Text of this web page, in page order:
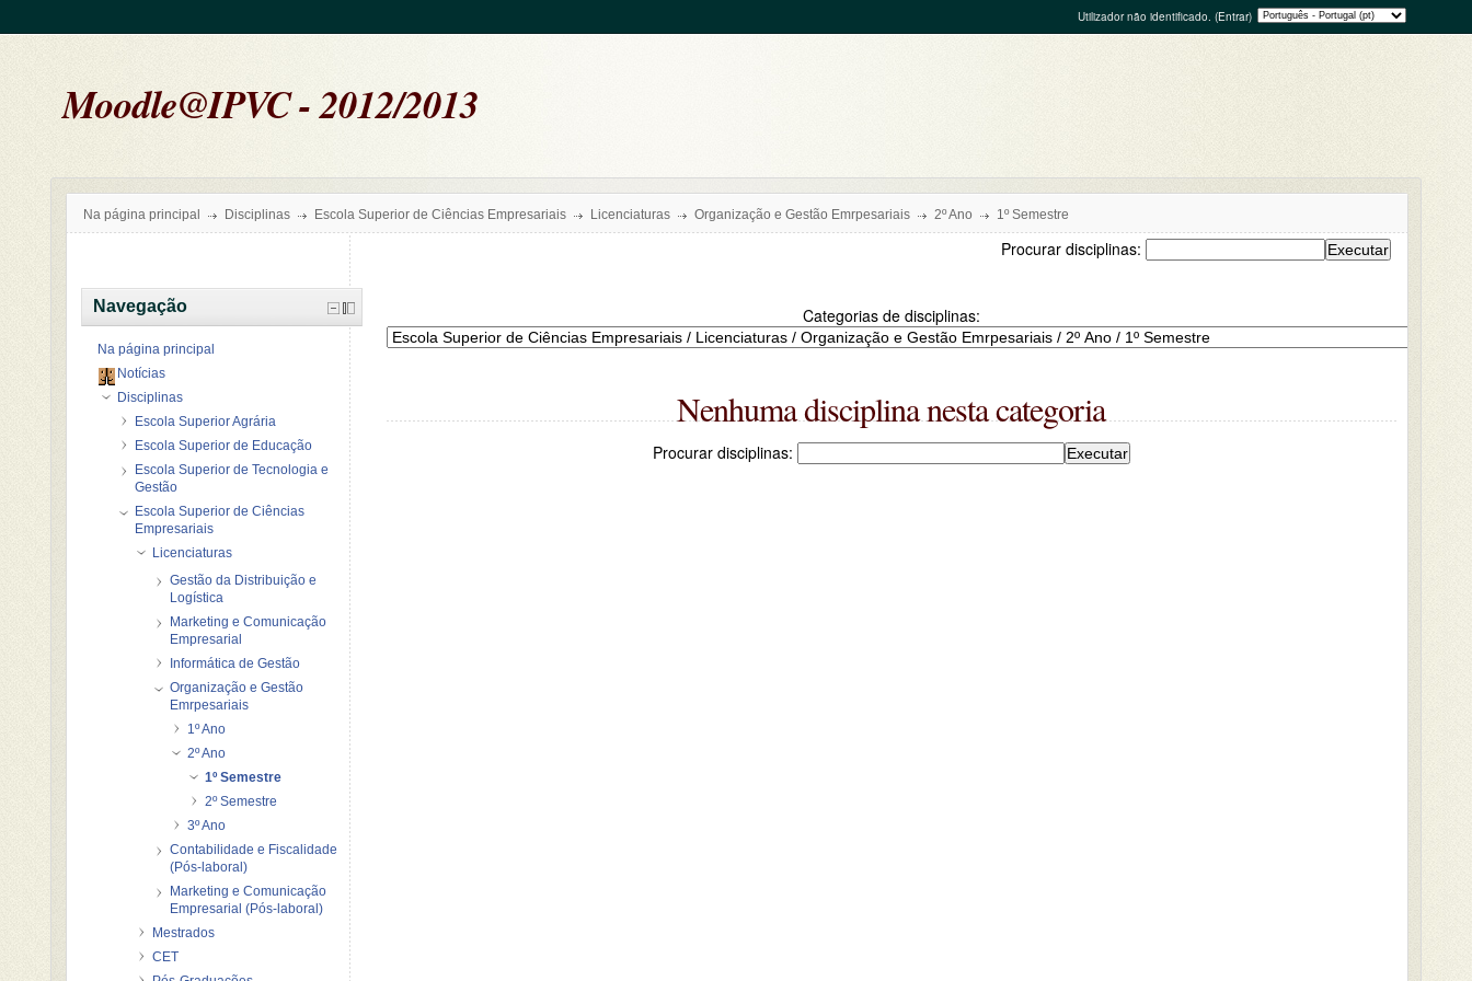
Utilizador não identificado. (Entrar)
Moodle@IPVC - 2012/2013
Na página principal Disciplinas Escola Superior de Ciências Empresariais Licenciaturas Organização e Gestão Emrpesariais 2º Ano 1º Semestre
Procurar disciplinas:
Categorias de disciplinas:
Nenhuma disciplina nesta categoria
Procurar disciplinas:
Navegação
Na página principal
Notícias
Disciplinas
Escola Superior Agrária
Escola Superior de Educação
Escola Superior de Tecnologia e
Gestão
Escola Superior de Ciências
Empresariais
Licenciaturas
Gestão da Distribuição e
Logística
Marketing e Comunicação
Empresarial
Informática de Gestão
Organização e Gestão
Emrpesariais
1º Ano
2º Ano
1º Semestre
2º Semestre
3º Ano
Contabilidade e Fiscalidade
(Pós-laboral)
Marketing e Comunicação
Empresarial (Pós-laboral)
Mestrados
CET